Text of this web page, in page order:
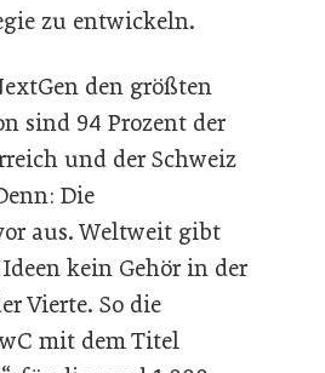
zu entwickeln.
den größten
sind 94 Prozent der
und der Schweiz
Die
aus. Weltweit gibt
kein Gehör in der
Vierte. So die
mit dem Titel